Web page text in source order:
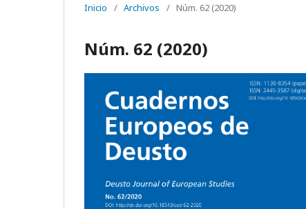
Inicio / Archivos / Núm. 62 (2020)
Núm. 62 (2020)